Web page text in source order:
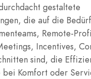
gestaltete
die auf die
Remote-
Incentives,
sind, die
bei Komfort oder